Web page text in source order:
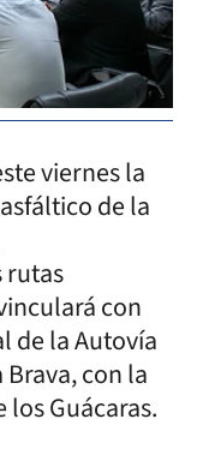
viernes la
de la
rutas
con
de la Autovía
con la
los Guácaras.